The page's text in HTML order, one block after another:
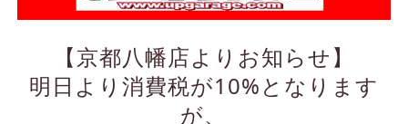
【京都八幡店よりお知らせ】
明日より消費税が10%となります
が、